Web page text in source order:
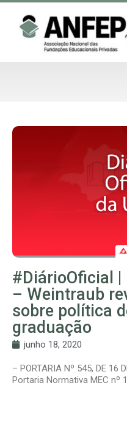
#DiárioOficial |
– Weintraub
sobre política
graduação
junho 18, 2020
– PORTARIA Nº 545, DE 16
Portaria Normativa MEC nº